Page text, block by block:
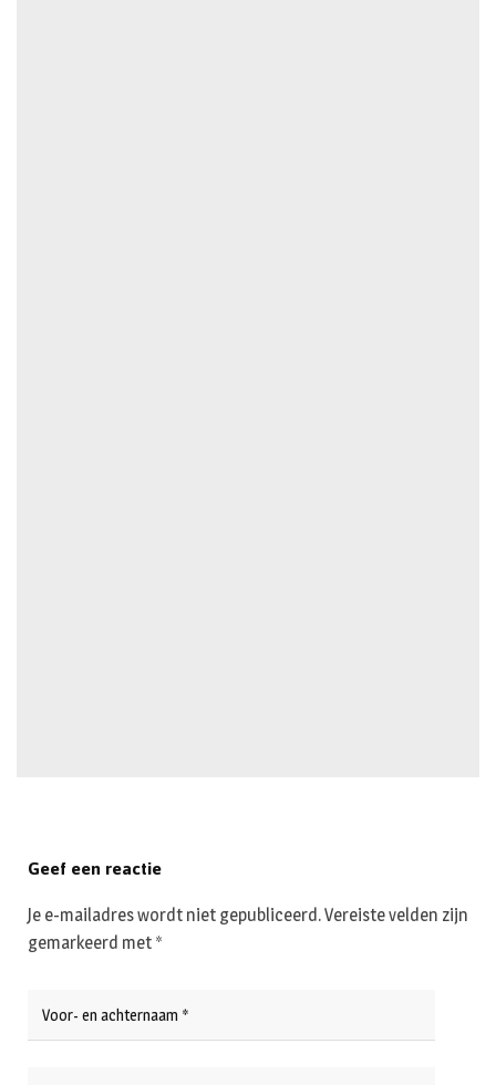
Geef een reactie
Je e-mailadres wordt niet gepubliceerd.Vereiste velden zijn
gemarkeerd met *